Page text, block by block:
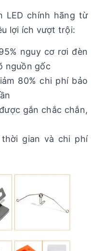
LED chính hãng từ
lợi ích vượt trội:
nguy cơ rơi đèn
nguồn gốc
80% chi phí bảo
gắn chắc chắn,
gian và chi phí